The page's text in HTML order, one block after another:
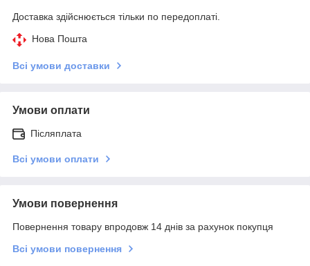
Доставка здійснюється тільки по передоплаті.
Нова Пошта
Всі умови доставки
Умови оплати
Післяплата
Всі умови оплати
Умови повернення
Повернення товару впродовж 14 днів за рахунок покупця
Всі умови повернення